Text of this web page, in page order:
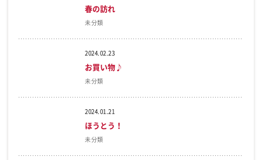
未分類
春の訪れ
2024.02.23
未分類
お買い物♪
2024.01.21
未分類
ほうとう！